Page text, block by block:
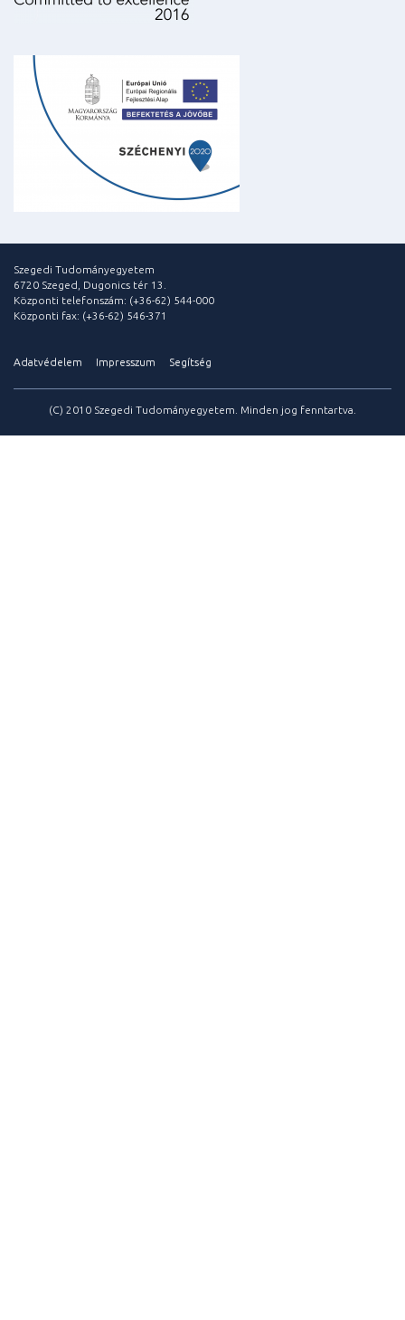
Szegedi Tudományegyetem
6720 Szeged, Dugonics tér 13.
Központi telefonszám: (+36-62) 544-000
Központi fax: (+36-62) 546-371
Adatvédelem Impresszum Segítség
(C) 2010 Szegedi Tudományegyetem. Minden jog fenntartva.